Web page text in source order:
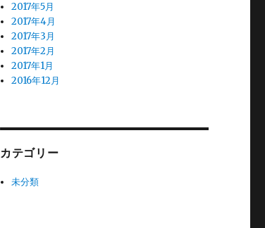
2017年5月
2017年4月
2017年3月
2017年2月
2017年1月
2016年12月
カテゴリー
未分類